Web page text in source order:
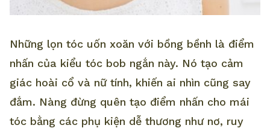
Những lọn tóc uốn xoăn với bồng bềnh là điểm
nhấn của kiểu tóc bob ngắn này. Nó tạo cảm
giác hoài cổ và nữ tính, khiến ai nhìn cũng say
đắm. Nàng đừng quên tạo điểm nhấn cho mái
tóc bằng các phụ kiện dễ thương như nơ, ruy